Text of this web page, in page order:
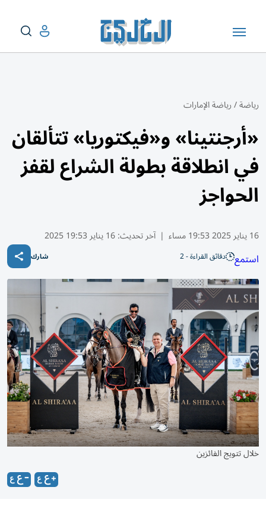
رياضة/رياضة الإمارات
«أرجنتينا» و«فيكتوريا» تتألقان
في انطلاقة بطولة الشراع لقفز
الحواجز
16 يناير 2025 19:53 مساء | آخر تحديث:16 يناير 19:53 2025
استمع دقائق القراءة - 2 شارك
خلال تتويج الفائزين